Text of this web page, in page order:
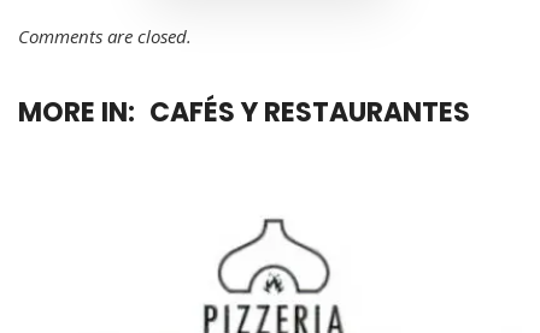
Comments are closed.
MORE IN: CAFÉS Y RESTAURANTES